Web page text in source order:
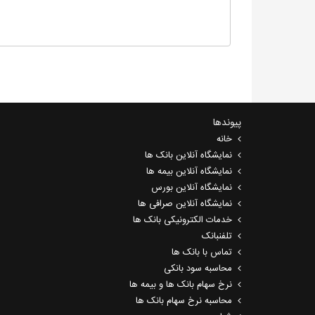
پیوندها
خانه
نمایشگاه آنلاین بانک ها
نمایشگاه آنلاین بیمه ها
نمایشگاه آنلاین بورس
نمایشگاه آنلاین صرافی ها
خدمات الکترونیکی بانک ها
تلفنبانک
تماس با بانک ها
محاسبه سود بانکی
نرخ سهام بانک ها و بیمه ها
محاسبه نرخ سهام بانک ها